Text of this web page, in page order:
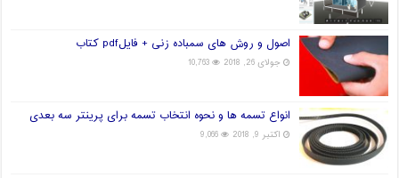
اصول و روش های سمباده زنی + فایلpdf کتاب
جولای 26, 2018 10,763
انواع تسمه ها و نحوه انتخاب تسمه برای پرینتر سه بعدی
اکتبر 9, 2018 9,066